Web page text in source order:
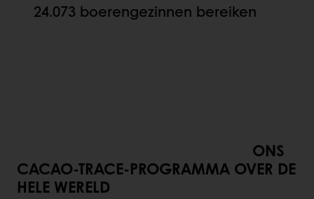
24.073 boerengezinnen bereiken
ONS
CACAO-TRACE-PROGRAMMA OVER DE
HELE WERELD